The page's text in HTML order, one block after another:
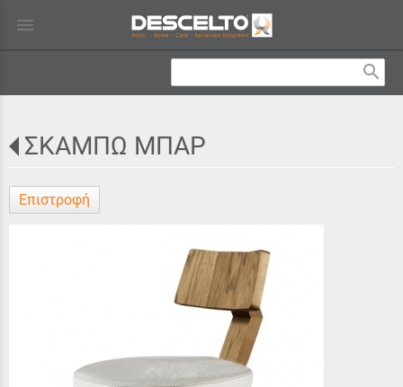
menu
search
ΣΚΑΜΠΩ ΜΠΑΡ
Επιστροφή